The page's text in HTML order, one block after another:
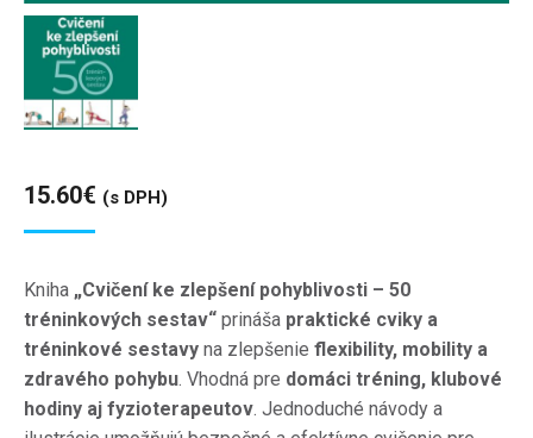
15.60€ (s DPH)
Kniha „Cvičení ke zlepšení pohyblivosti – 50
tréninkových sestav“ prináša praktické cviky a
tréninkové sestavy na zlepšenie flexibility, mobility a
zdravého pohybu . Vhodná pre domáci tréning, klubové
hodiny aj fyzioterapeutov . Jednoduché návody a